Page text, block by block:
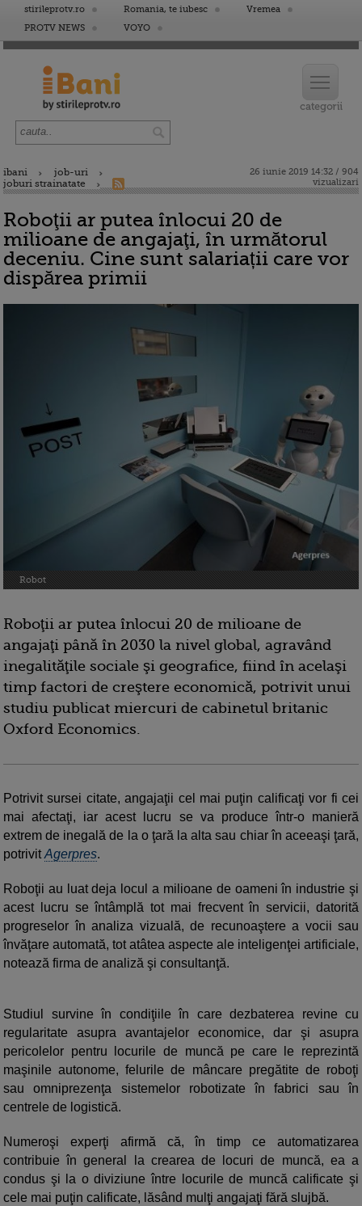
stirileprotv.ro Romania, te iubesc
Vremea
PROTV NEWS
VOYO
ibani
job-uri
joburi strainatate
26 iunie 2019 14:32 / 904
vizualizari
Roboţii ar putea înlocui 20 de
milioane de angajaţi, în următorul
deceniu. Cine sunt salariații care vor
dispărea primii
Robot
Roboţii ar putea înlocui 20 de milioane de
angajaţi până în 2030 la nivel global, agravând
inegalităţile sociale şi geografice, fiind în acelaşi
timp factori de creştere economică, potrivit unui
studiu publicat miercuri de cabinetul britanic
Oxford Economics.
Potrivit sursei citate, angajaţii cel mai puţin calificaţi vor fi cei
mai afectaţi, iar acest lucru se va produce într-o manieră
extrem de inegală de la o ţară la alta sau chiar în aceeaşi ţară,
potrivitAgerpres.
Roboţii au luat deja locul a milioane de oameni în industrie şi
acest lucru se întâmplă tot mai frecvent în servicii, datorită
progreselor în analiza vizuală, de recunoaştere a vocii sau
învăţare automată, tot atâtea aspecte ale inteligenţei artificiale,
notează firma de analiză şi consultanţă.
Studiul survine în condiţiile în care dezbaterea revine cu
regularitate asupra avantajelor economice, dar şi asupra
pericolelor pentru locurile de muncă pe care le reprezintă
maşinile autonome, felurile de mâncare pregătite de roboţi
sau omniprezenţa sistemelor robotizate în fabrici sau în
centrele de logistică.
Numeroşi experţi afirmă că, în timp ce automatizarea
contribuie în general la crearea de locuri de muncă, ea a
condus şi la o diviziune între locurile de muncă calificate şi
cele mai puţin calificate, lăsând mulţi angajaţi fără slujbă.